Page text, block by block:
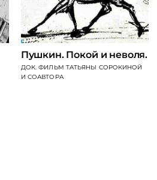
Пушкин. Покой и неволя.
ДОК. ФИЛЬМ ТАТЬЯНЫ СОРОКИНОЙ
И СОАВТОРА